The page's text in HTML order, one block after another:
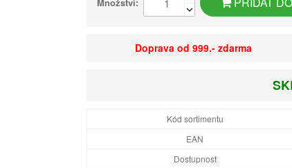
Doprava od 999.- zdarma
Kód sortimentu
EAN
Dostupnost